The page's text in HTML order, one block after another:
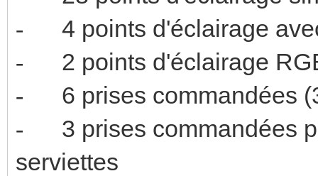
- 4 points
- 2 points
- 6 prises
-
3 prises commandées